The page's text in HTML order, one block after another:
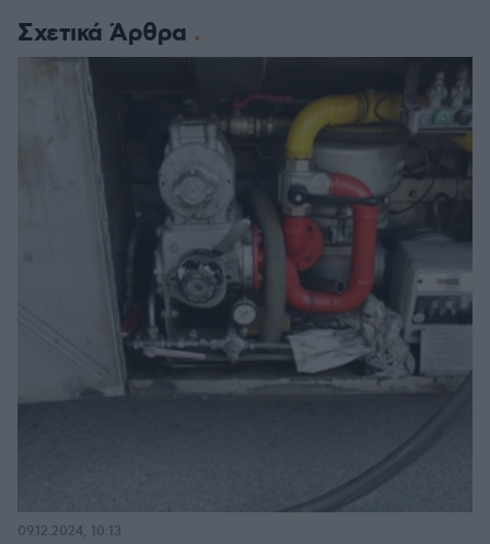
Σχετικά Άρθρα
09.12.2024, 10:13